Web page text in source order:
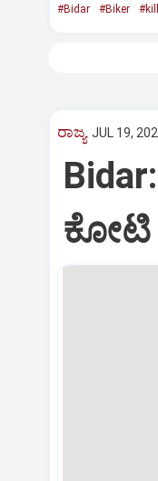
#Bidar #Biker
ರಾಜ್ಯ JUL 19,
ಕೋಟಿ